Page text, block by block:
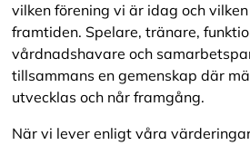
vilken förening vi är idag och
framtiden. Spelare, tränare,
vårdnadshavare och
tillsammans en gemenskap där
utvecklas och når framgång.
När vi lever enligt våra